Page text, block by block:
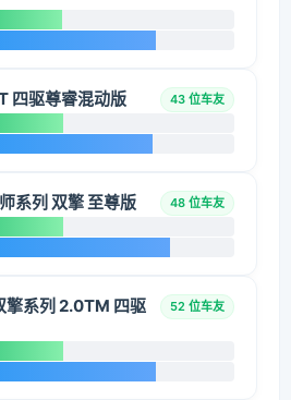
四驱尊睿混动版 43 位车友
系列 双擎 至尊版 48 位车友
系列 2.0TM 四驱
52 位车友